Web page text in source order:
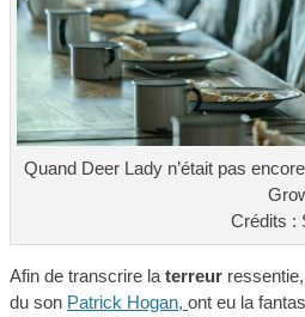
Quand Deer Lady n’était pas
Crédits :
Afin de transcrire la terreur
du son Patrick Hogan, ont eu la